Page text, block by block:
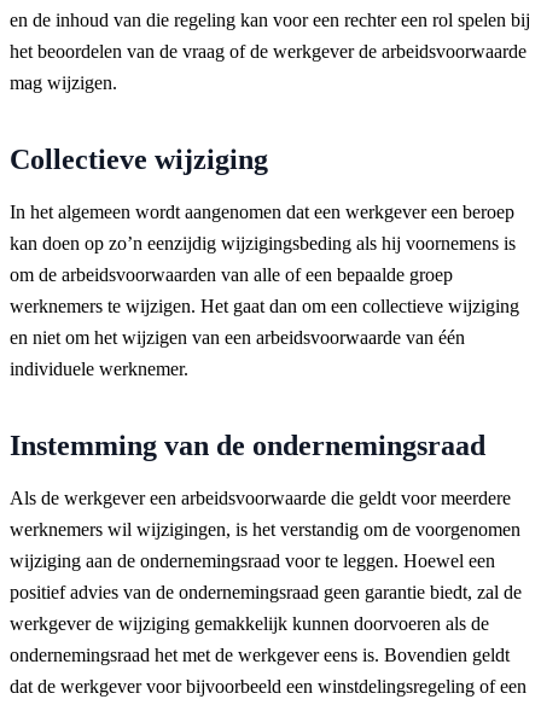
en de inhoud van die regeling kan voor een rechter een rol spelen bij
het beoordelen van de vraag of de werkgever de arbeidsvoorwaarde
mag wijzigen.
Collectieve wijziging
In het algemeen wordt aangenomen dat een werkgever een beroep
kan doen op zo’n eenzijdig wijzigingsbeding als hij voornemens is
om de arbeidsvoorwaarden van alle of een bepaalde groep
werknemers te wijzigen. Het gaat dan om een collectieve wijziging
en niet om het wijzigen van een arbeidsvoorwaarde van één
individuele werknemer.
Instemming van de ondernemingsraad
Als de werkgever een arbeidsvoorwaarde die geldt voor meerdere
werknemers wil wijzigingen, is het verstandig om de voorgenomen
wijziging aan de ondernemingsraad voor te leggen. Hoewel een
positief advies van de ondernemingsraad geen garantie biedt, zal de
werkgever de wijziging gemakkelijk kunnen doorvoeren als de
ondernemingsraad het met de werkgever eens is. Bovendien geldt
dat de werkgever voor bijvoorbeeld een winstdelingsregeling of een